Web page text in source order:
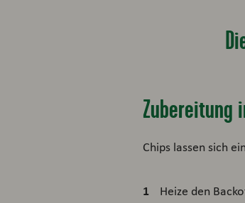
Zubereitung
Chips lassen sich
Heize den